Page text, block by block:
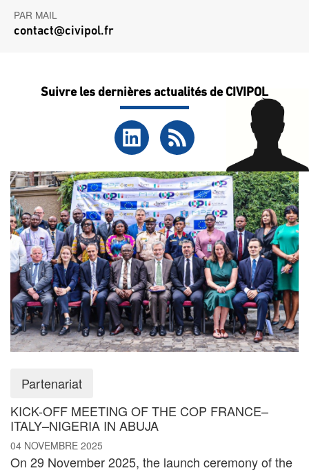
Partenariat
KICK-OFF MEETING OF THE COP FRANCE–
ITALY–NIGERIA IN ABUJA
04 NOVEMBRE 2025
On 29 November 2025, the launch ceremony of the
PAR MAIL
contact@civipol.fr
Suivre les dernières actualités de CIVIPOL